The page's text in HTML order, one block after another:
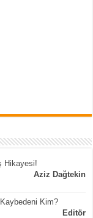
Hikayesi!
Aziz Dağtekin
Kim?
Editör